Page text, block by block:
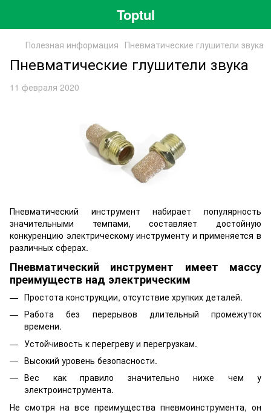
Toptul
Полезная информация Пневматические глушители звука
Пневматические глушители звука
11 февраля 2020
Пневматический инструмент набирает популярность
значительными темпами, составляет достойную
конкуренцию электрическому инструменту и применяется в
различных сферах.
Пневматический инструмент имеет массу
преимуществ над электрическим
Простота конструкции, отсутствие хрупких деталей.
Работа без перерывов длительный промежуток
времени.
Устойчивость к перегреву и перегрузкам.
Высокий уровень безопасности.
Вес как правило значительно ниже чем у
электроинструмента.
Не смотря на все преимущества пневмоинструмента, он